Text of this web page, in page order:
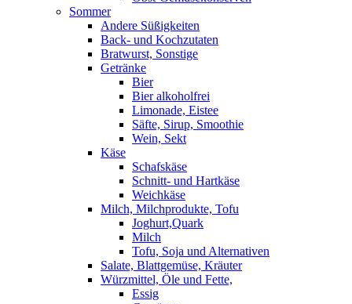
Sommer
Andere Süßigkeiten
Back- und Kochzutaten
Bratwurst, Sonstige
Getränke
Bier
Bier alkoholfrei
Limonade, Eistee
Säfte, Sirup, Smoothie
Wein, Sekt
Käse
Schafskäse
Schnitt- und Hartkäse
Weichkäse
Milch, Milchprodukte, Tofu
Joghurt,Quark
Milch
Tofu, Soja und Alternativen
Salate, Blattgemüse, Kräuter
Würzmittel, Öle und Fette,
Essig